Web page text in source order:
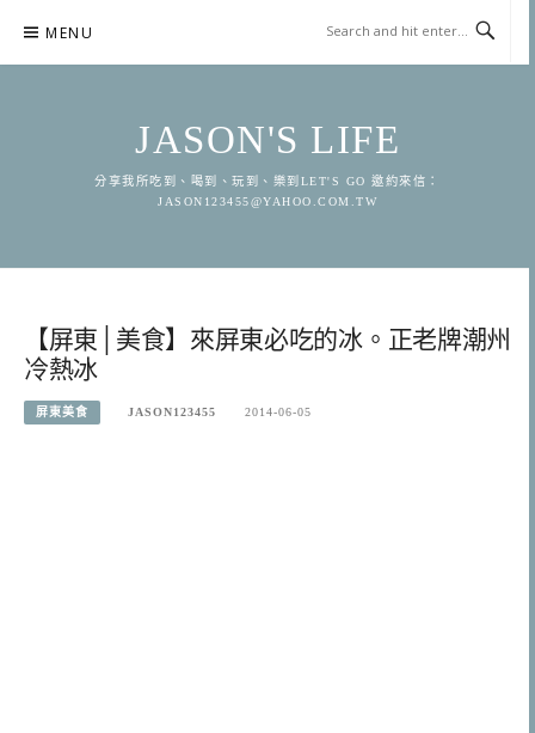
content
MENU
JASON'S LIFE
分享我所吃到、喝到、玩到、樂到LET'S GO 邀約來信：
JASON123455@YAHOO.COM.TW
【屏東│美食】來屏東必吃的冰。正老牌潮州
冷熱冰
屏東美食 JASON123455 2014-06-05